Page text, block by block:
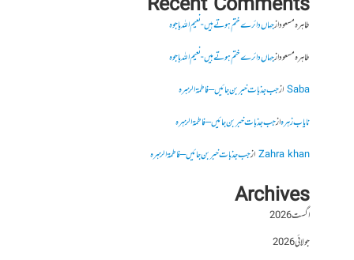
طاہرہ مسعودازجہاں دائرے ختم ہوتے ہیں- نعیم اللہ باجوہ
طاہرہ مسعودازجہاں دائرے ختم ہوتے ہیں- نعیم اللہ باجوہ
Sabaازجب جذبات خبر بن جائیں – فاطمۃالزہرہ
نایاب زہرہازجب جذبات خبر بن جائیں – فاطمۃالزہرہ
Zahra khanازجب جذبات خبر بن جائیں – فاطمۃالزہرہ
Archives
اگست 2026
جولائی 2026